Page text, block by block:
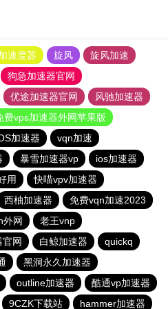
速度器 旋风
旋风加速
狗急加速器官网
优途加速器官网
风驰加速器
费vps加速器外网苹果版
加速器
vqn加速
暴雪加速器vp
ios加速器
用
快喵vpv加速器
西柚加速器
免费vqn加速2023
外网
老王vnp
官网 白鲸加速器
quickq
黑洞永久加速器
outline加速器
酷通vp加速器
9CZK下载站 hammer加速器